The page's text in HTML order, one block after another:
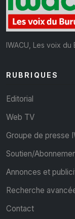
IWACU, Les voix du
RUBRIQUES
Editorial
Web TV
Groupe de presse
Soutien/
Annonces et
Recherche
Contact